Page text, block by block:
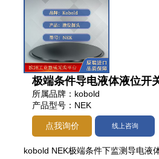
极端条件导电液体液位开
所属品牌：kobold
产品型号：NEK
点我询价 线上咨询
kobold NEK极端条件下监测导电液